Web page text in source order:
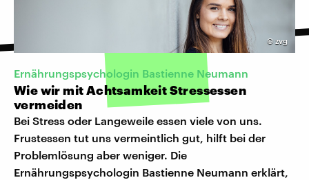
© zvg
Ernährungspsychologin Bastienne Neumann
Wie wir mit Achtsamkeit Stressessen
vermeiden
Bei Stress oder Langeweile essen viele von uns.
Frustessen tut uns vermeintlich gut, hilft bei der
Problemlösung aber weniger. Die
Ernährungspsychologin Bastienne Neumann erklärt,